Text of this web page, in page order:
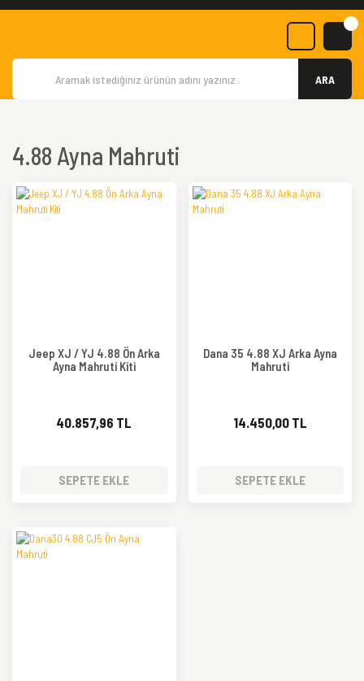
ARA
4.88 Ayna Mahruti
Jeep XJ / YJ 4.88 Ön Arka
Ayna Mahruti Kiti
40.857,96 TL
SEPETE EKLE
Dana 35 4.88 XJ Arka Ayna
Mahruti
14.450,00 TL
SEPETE EKLE